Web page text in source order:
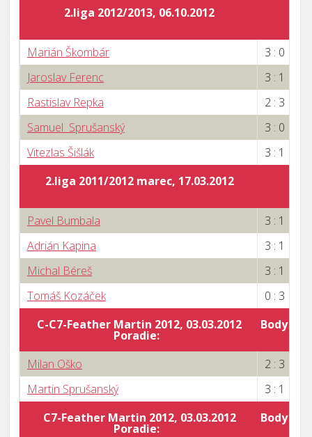
2.liga 2012/2013, 06.10.2012
Marián Škombár
3 : 0
Jaroslav Ferenc
3 : 1
Rastislav Repka
2 : 3
Samuel Sprušanský
3 : 0
Vitezlas Šišlák
3 : 1
2.liga 2011/2012 marec, 17.03.2012
Pavel Bumbala
3 : 1
Adrián Kapina
3 : 1
Michal Béreš
3 : 1
Tomáš Kozáček
0 : 3
C-C7-Feather Martin 2012, 03.03.2012
Poradie:
Body za
Milan Oško
2 : 3
Martin Sprušanský
3 : 1
C7-Feather Martin 2012, 03.03.2012
Poradie:
Body za